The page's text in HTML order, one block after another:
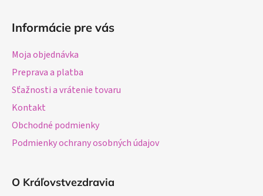
Informácie pre vás
Moja objednávka
Preprava a platba
Sťažnosti a vrátenie tovaru
Kontakt
Obchodné podmienky
Podmienky ochrany osobných údajov
O Kráľovstvezdravia